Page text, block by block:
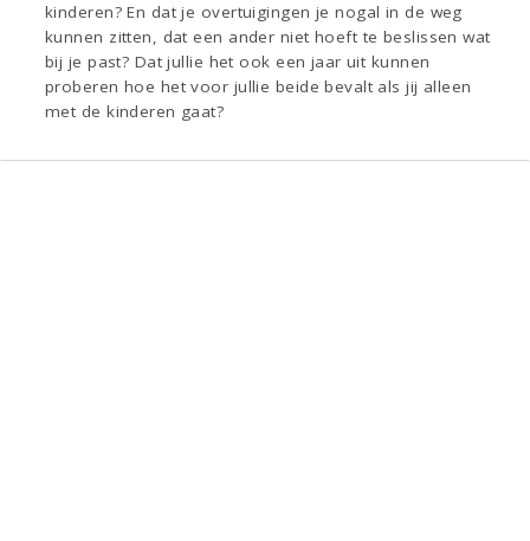
kinderen? En dat je overtuigingen je nogal in de weg
kunnen zitten, dat een ander niet hoeft te beslissen wat
bij je past? Dat jullie het ook een jaar uit kunnen
proberen hoe het voor jullie beide bevalt als jij alleen
met de kinderen gaat?